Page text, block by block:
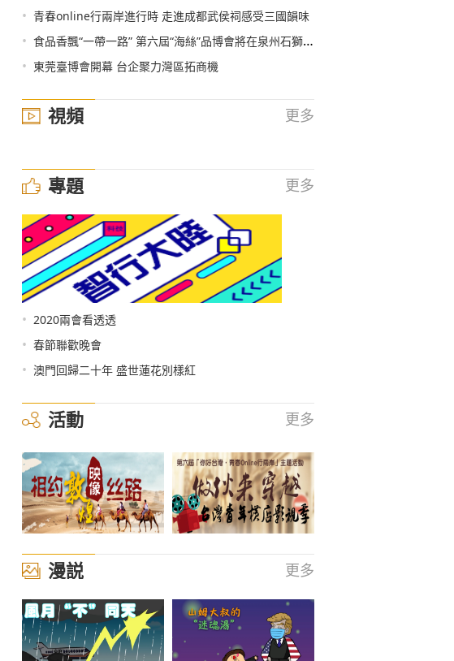
• 青春online行兩岸進行時 走進成都武侯祠感受三國韻味
• 食品香飄“一帶一路” 第六屆“海絲”品博會將在泉州石獅舉辦
• 東莞臺博會開幕 台企聚力灣區拓商機
視頻 更多
專題 更多
• 2020兩會看透透
• 春節聯歡晚會
• 澳門回歸二十年 盛世蓮花別樣紅
活動 更多
漫説 更多